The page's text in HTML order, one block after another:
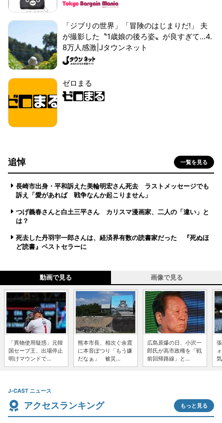
「ジブリの世界」「冒険のはじまりだ!」 夫
が撮影した〝1歳娘の後ろ姿〟が良すぎて...4.
8万人感激|Jタウンネット
ゼロまる
追悼 一覧を見る
長崎市出身・平和訴えた美輪明宏さん死去 ラストメッセージでも
訴え「愛があれば 戦争なんか起こりません」
つげ義春さんと白土三平さん カリスマ漫画家、二人の「違い」と
は？
死去した丹羽宇一郎さんは、経済界有数の読書家だった 『死ぬほ
ど読書』ベストセラーに
動画で見る 画像で見る
「異物使用疑惑」元韓
国セーブ王、出場停止
明けマウンドで...
熊本市長、相次ぐ余震
に本音ぽつり「もう嫌
だなぁ」 被災...
広島原爆の日、小沢一
郎氏が高市政権を「戦
前回帰路線」と...
J-CAST ニュース
アクセスランキング もっと見る